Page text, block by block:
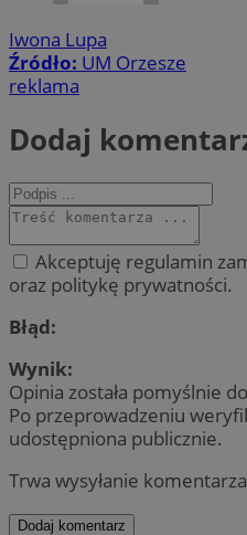
Iwona Lupa
Źródło: UM Orzesze
reklama
Dodaj
Akceptuję regulamin
oraz politykę prywatności.
Błąd:
Wynik:
Opinia została pomyślnie
Po przeprowadzeniu
udostępniona publicznie.
Trwa wysyłanie
Dodaj komentarz